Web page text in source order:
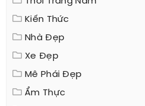
Kiến Thức
Nhà Đẹp
Xe Đẹp
Mê Phái Đẹp
Ẩm Thực